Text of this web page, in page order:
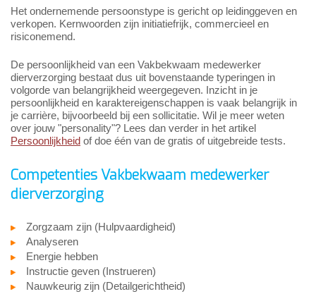
Het ondernemende persoonstype is gericht op leidinggeven en
verkopen. Kernwoorden zijn initiatiefrijk, commercieel en
risiconemend.
De persoonlijkheid van een Vakbekwaam medewerker
dierverzorging bestaat dus uit bovenstaande typeringen in
volgorde van belangrijkheid weergegeven. Inzicht in je
persoonlijkheid en karaktereigenschappen is vaak belangrijk in
je carrière, bijvoorbeeld bij een sollicitatie. Wil je meer weten
over jouw "personality"? Lees dan verder in het artikel
Persoonlijkheid of doe één van de gratis of uitgebreide tests.
Competenties Vakbekwaam medewerker
dierverzorging
Zorgzaam zijn (Hulpvaardigheid)
Analyseren
Energie hebben
Instructie geven (Instrueren)
Nauwkeurig zijn (Detailgerichtheid)